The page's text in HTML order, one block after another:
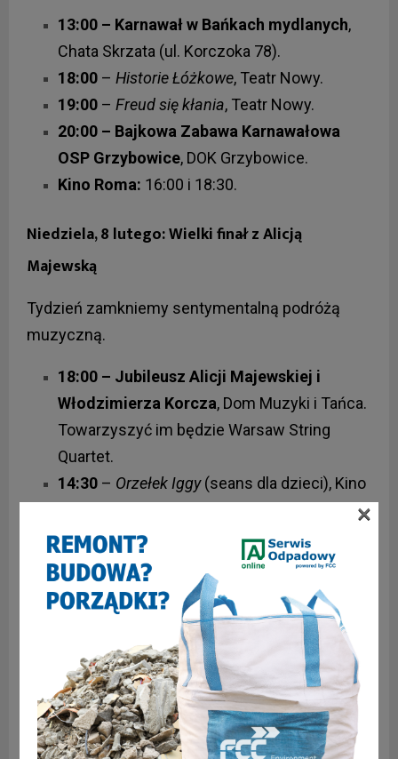
13:00 – Karnawał w Bańkach mydlanych,
Chata Skrzata (ul. Korczoka 78).
18:00 – Historie Łóżkowe, Teatr Nowy.
19:00 – Freud się kłania, Teatr Nowy.
20:00 – Bajkowa Zabawa Karnawałowa
OSP Grzybowice, DOK Grzybowice.
Kino Roma: 16:00 i 18:30.
Niedziela, 8 lutego: Wielki finał z Alicją
Majewską
Tydzień zamkniemy sentymentalną podróżą
muzyczną.
18:00 – Jubileusz Alicji Majewskiej i
Włodzimierza Korcza, Dom Muzyki i Tańca.
Towarzyszyć im będzie Warsaw String
Quartet.
14:30 – Orzełek Iggy(seans dla dzieci), Kino
16:00–Wielki Marty
, Kino Roma.
18:00–Historie Łóżkowe , Teatr Nowy.
Foto: Zabrze24.info/Marcin Pawlenka.
Subskrybuj nasz kanał na
Youtube
Posłuchaj najnowszego podcastu: Antczak i Pawlenka
o… Zabrzu – Odcinek 72 – Czary mary, Hogato!
×